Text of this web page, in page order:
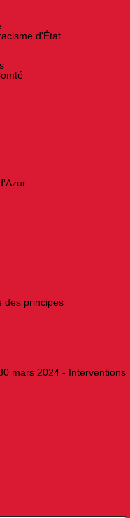
d'État
des principes
mars 2024 - Interventions